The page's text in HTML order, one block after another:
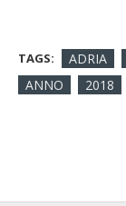
TAGS: ADRIA
ANNO
2018